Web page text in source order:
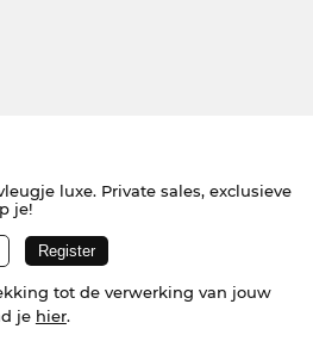
luxe. Private sales, exclusieve
je!
tot de verwerking van jouw
je hier.